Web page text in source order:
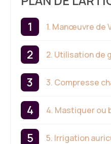
1. Manœuvre de
2. Utilisation de
3. Compresse
4. Mastiquer ou
5. Irrigation